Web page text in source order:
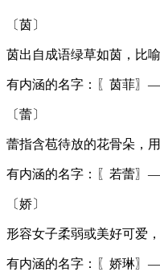
〔茵〕
茵出自成语绿草如茵，比
有内涵的名字：〖茵菲〗
〔蕾〕
蕾指含苞待放的花骨朵，
有内涵的名字：〖若蕾〗
〔娇〕
形容女子柔弱或美好可爱
有内涵的名字：〖娇琳〗